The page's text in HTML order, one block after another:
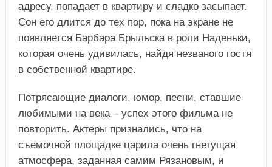
адресу, попадает в квартиру и сладко засыпает.
Сон его длится до тех пор, пока на экране не
появляется Барбара Брыльска в роли Наденьки,
которая очень удивилась, найдя незваного гостя
в собственной квартире.
Потрясающие диалоги, юмор, песни, ставшие
любимыми на века – успех этого фильма не
повторить. Актеры признались, что на
съемочной площадке царила очень гнетущая
атмосфера, заданная самим Рязановым, и